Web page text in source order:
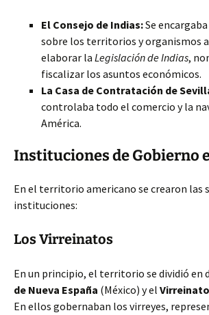
El Consejo de Indias:Se
sobre los territorios y organismos
elaborar la Legislación de Indias,
fiscalizar los asuntos económicos.
La Casa de Contratación de
controlaba todo el comercio y la
América.
Instituciones de Gobierno
En el territorio americano se crearon las
instituciones:
Los Virreinatos
En un principio, el territorio se dividió en
de Nueva España (México) y el
En ellos gobernaban los virreyes,